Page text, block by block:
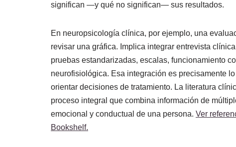
significan —y qué no significan— sus resultados.
En neuropsicología clínica, por ejemplo, una
revisar una gráfica. Implica integrar entrevista
pruebas estandarizadas, escalas, funcionamiento
neurofisiológica. Esa integración es precisamente
orientar decisiones de tratamiento. La literatura
proceso integral que combina información de
emocional y conductual de una persona. Ver
Bookshelf.